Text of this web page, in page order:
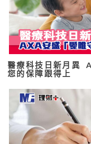
醫療科技日新月異
您的保障跟得上